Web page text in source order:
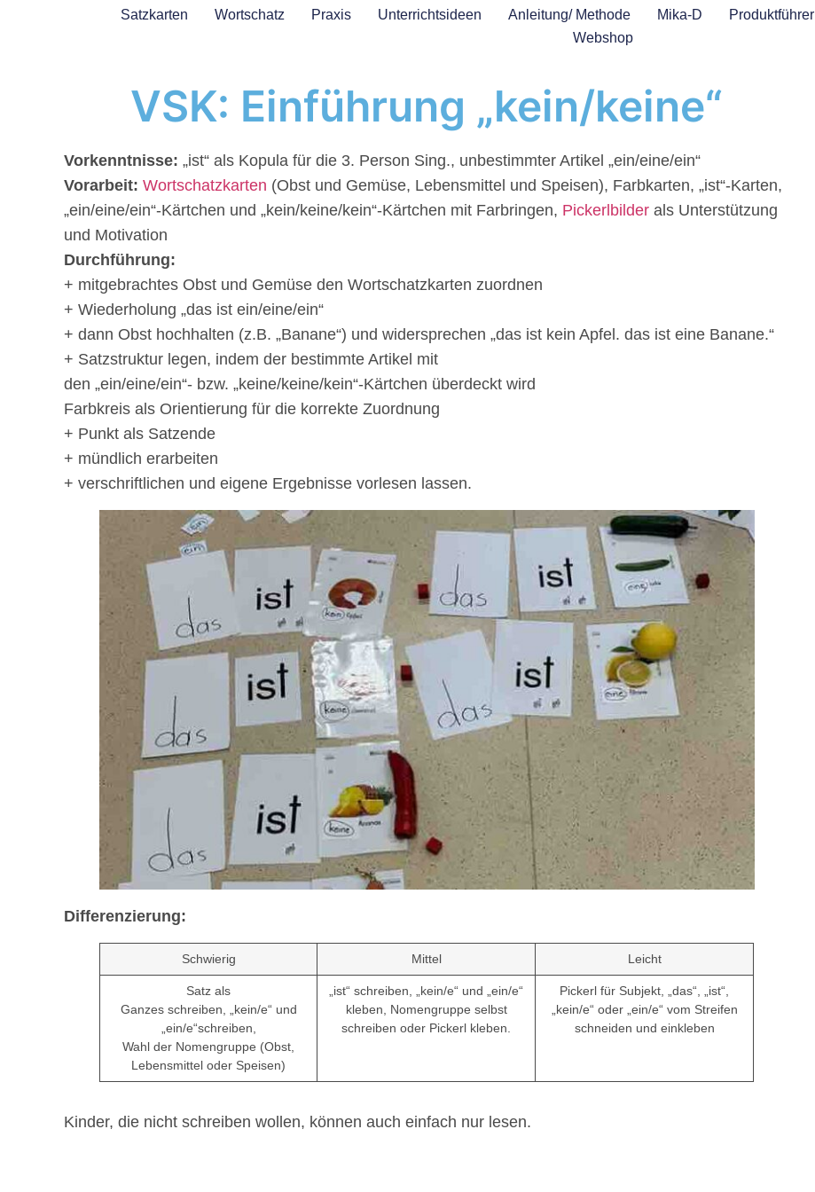
Satzkarten Wortschatz Praxis Unterrichtsideen Anleitung/ Methode Mika-D Produktführer
Webshop
VSK: Einführung „kein/keine“
Vorkenntnisse: „ist“ als Kopula für die 3. Person Sing., unbestimmter Artikel „ein/eine/ein“
Vorarbeit: Wortschatzkarten (Obst und Gemüse, Lebensmittel und Speisen), Farbkarten, „ist“-Karten,
„ein/eine/ein“-Kärtchen und „kein/keine/kein“-Kärtchen mit Farbringen, Pickerlbilder als Unterstützung
und Motivation
Durchführung:
+ mitgebrachtes Obst und Gemüse den Wortschatzkarten zuordnen
+ Wiederholung „das ist ein/eine/ein“
+ dann Obst hochhalten (z.B. „Banane“) und widersprechen „das ist kein Apfel. das ist eine Banane.“
+ Satzstruktur legen, indem der bestimmte Artikel mit
den „ein/eine/ein“- bzw. „keine/keine/kein“-Kärtchen überdeckt wird
Farbkreis als Orientierung für die korrekte Zuordnung
+ Punkt als Satzende
+ mündlich erarbeiten
+ verschriftlichen und eigene Ergebnisse vorlesen lassen.
Differenzierung:
Schwierig Mittel Leicht
Satz als
Ganzes schreiben, „kein/e“ und
„ein/e“schreiben,
Wahl der Nomengruppe (Obst,
Lebensmittel oder Speisen)
„ist“ schreiben, „kein/e“ und „ein/e“
kleben, Nomengruppe selbst
schreiben oder Pickerl kleben.
Pickerl für Subjekt, „das“, „ist“,
„kein/e“ oder „ein/e“ vom Streifen
schneiden und einkleben
Kinder, die nicht schreiben wollen, können auch einfach nur lesen.